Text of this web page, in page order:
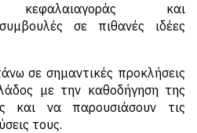
κεφαλαιαγοράς και
σε πιθανές ιδέες
σημαντικές προκλήσεις
με την καθοδήγηση της
και να παρουσιάσουν τις
τους.